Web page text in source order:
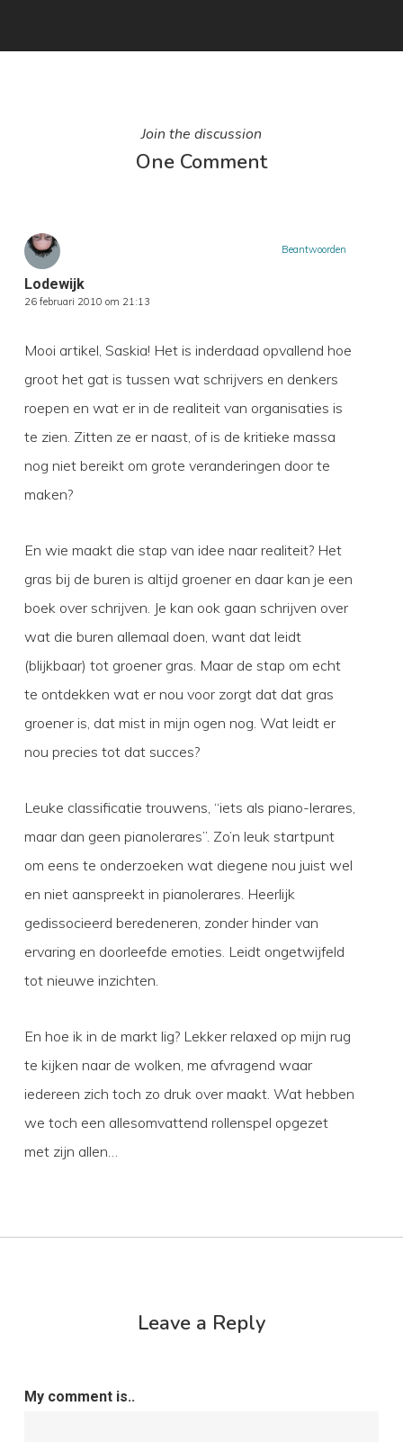
Join the discussion
One Comment
Lodewijk
26 februari 2010 om 21:13
Mooi artikel, Saskia! Het is inderdaad opvallend hoe
groot het gat is tussen wat schrijvers en denkers
roepen en wat er in de realiteit van organisaties is
te zien. Zitten ze er naast, of is de kritieke massa
nog niet bereikt om grote veranderingen door te
maken?
En wie maakt die stap van idee naar realiteit? Het
gras bij de buren is altijd groener en daar kan je een
boek over schrijven. Je kan ook gaan schrijven over
wat die buren allemaal doen, want dat leidt
(blijkbaar) tot groener gras. Maar de stap om echt
te ontdekken wat er nou voor zorgt dat dat gras
groener is, dat mist in mijn ogen nog. Wat leidt er
nou precies tot dat succes?
Leuke classificatie trouwens, “iets als piano-lerares,
maar dan geen pianolerares”. Zo’n leuk startpunt
om eens te onderzoeken wat diegene nou juist wel
en niet aanspreekt in pianolerares. Heerlijk
gedissocieerd beredeneren, zonder hinder van
ervaring en doorleefde emoties. Leidt ongetwijfeld
tot nieuwe inzichten.
En hoe ik in de markt lig? Lekker relaxed op mijn rug
te kijken naar de wolken, me afvragend waar
iedereen zich toch zo druk over maakt. Wat hebben
we toch een allesomvattend rollenspel opgezet
met zijn allen…
Beantwoorden
Leave a Reply
My comment is..